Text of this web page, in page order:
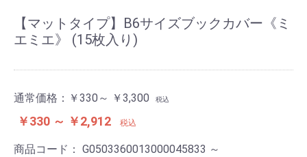
【マットタイプ】B6サイズブックカバー《ミ
エミエ》 (15枚入り)
通常価格： ￥330～ ￥3,300 税込
￥330 ～ ￥2,912 税込
商品コード： G0503360013000045833 ～